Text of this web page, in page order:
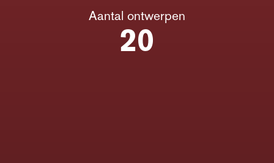
Aantal ontwerpen
20